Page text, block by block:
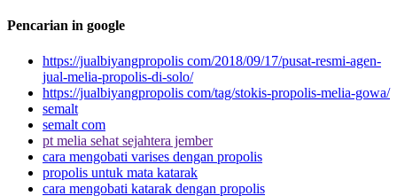
Pencarian in google
https://jualbiyangpropolis com/2018/09/17/pusat-resmi-agen-
jual-melia-propolis-di-solo/
https://jualbiyangpropolis com/tag/stokis-propolis-melia-gowa/
semalt
semalt com
pt melia sehat sejahtera jember
cara mengobati varises dengan propolis
propolis untuk mata katarak
cara mengobati katarak dengan propolis